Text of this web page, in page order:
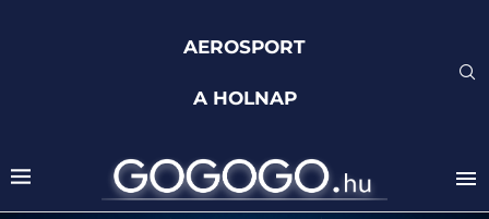
AEROSPORT
A HOLNAP